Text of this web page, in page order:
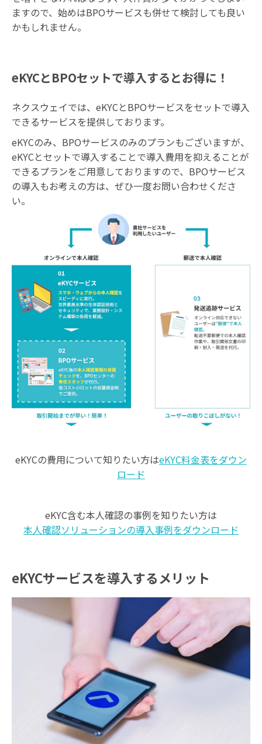
ますので、始めはBPOサービスも併せて検討しても良い
かもしれません。
eKYCとBPOセットで導入するとお得に！
ネクスウェイでは、eKYCとBPOサービスをセットで導入
できるサービスを提供しております。
eKYCのみ、BPOサービスのみのプランもございますが、
eKYCとセットで導入することで導入費用を抑えることが
できるプランをご用意しておりますので、BPOサービス
の導入もお考えの方は、ぜひ一度お問い合わせくださ
い。
eKYCの費用について知りたい方はeKYC料金表をダウン
ロード
eKYC含む本人確認の事例を知りたい方は
本人確認ソリューションの導入事例をダウンロード
eKYCサービスを導入するメリット